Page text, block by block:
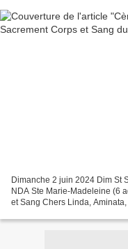
Dimanche 2 juin 2024 Dim St
NDA Ste Marie-Madeleine (6
et Sang Chers Linda, Aminata,